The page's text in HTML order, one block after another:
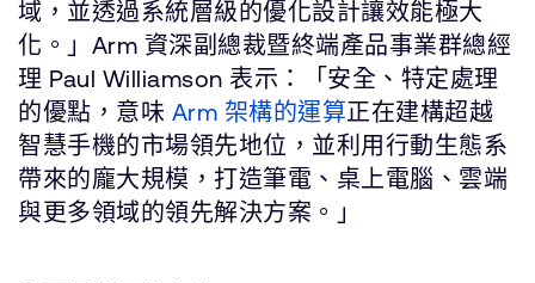
域，並透過系統層級的優化設計讓效能極大
化。」Arm 資深副總裁暨終端產品事業群總經
理 Paul Williamson 表示：「安全、特定處理
的優點，意味 Arm 架構的運算正在建構超越
智慧手機的市場領先地位，並利用行動生態系
帶來的龐大規模，打造筆電、桌上電腦、雲端
與更多領域的領先解決方案。」